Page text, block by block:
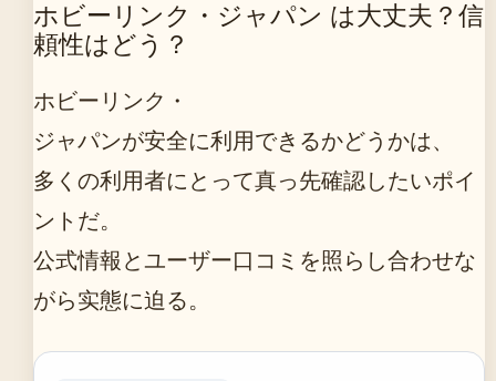
ホビーリンク・ジャパン は大丈夫？信
頼性はどう？
ホビーリンク・
ジャパンが安全に利用できるかどうかは、
多くの利用者にとって真っ先確認したいポイ
ントだ。
公式情報とユーザー口コミを照らし合わせな
がら实態に迫る。